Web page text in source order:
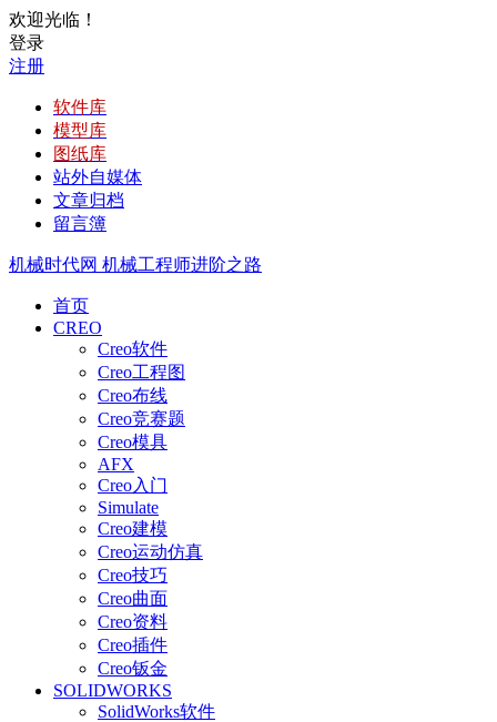
欢迎光临！
登录
注册
软件库
模型库
图纸库
站外自媒体
文章归档
留言簿
机械时代网 机械工程师进阶之路
首页
CREO
Creo软件
Creo工程图
Creo布线
Creo竞赛题
Creo模具
AFX
Creo入门
Simulate
Creo建模
Creo运动仿真
Creo技巧
Creo曲面
Creo资料
Creo插件
Creo钣金
SOLIDWORKS
SolidWorks软件